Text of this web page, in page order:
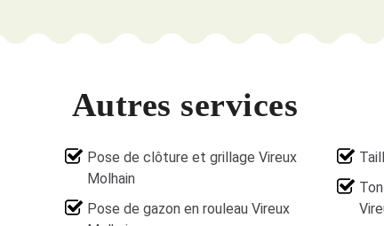
Autres services
Pose de clôture et grillage Vireux
Molhain
Pose de gazon en rouleau Vireux